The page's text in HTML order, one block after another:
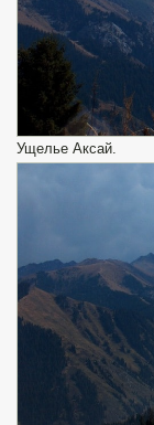
Ущелье Аксай.